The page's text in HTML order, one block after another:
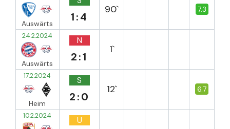
Auswärts 1:4
90` 7.3
24.2.2024
Auswärts
N
2:1
1`
17.2.2024
Heim
S
2:0
12` 6.7
10.2.2024 U